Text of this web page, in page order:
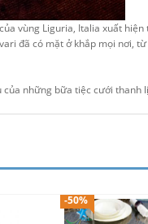
vùng Liguria, Italia xuất hiện
đã có mặt ở khắp mọi nơi,
những bữa tiệc cưới thanh
-50%